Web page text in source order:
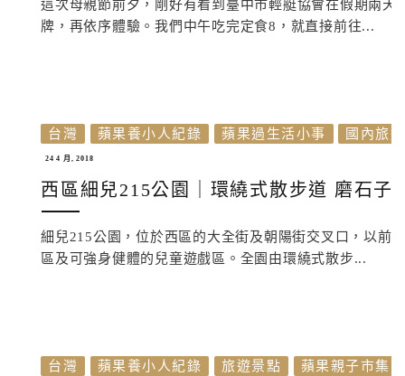
這次母親節前夕，剛好有看到臺中市輕艇協會在假期兩
牌，再依序體驗。我們中午吃完定食8，就直接前往...
台灣 蘋果養小人紀錄 蘋果過生活小事 國內旅遊
24 4 月, 2018
西區細兒215公園｜環繞式散步道 磨石
細兒215公園，位於西區的大全街及朝陽街交叉口，以前
區及可強身健體的兒童遊戲區。全園由環繞式散步...
台灣 蘋果養小人紀錄 旅遊景點 蘋果親子市集